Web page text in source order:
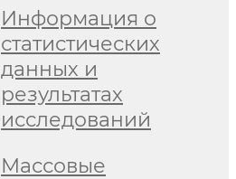
Информация о
статистических
данных и
результатах
исследований
Массовые